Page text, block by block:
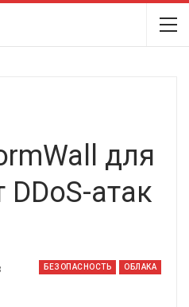
для
атак
БЕЗОПАСНОСТЬ ОБЛАКА